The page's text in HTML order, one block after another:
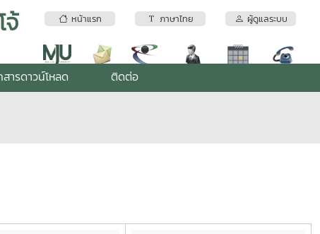
หน้าแรก ภาษาไทย ผู้ดูแลระบบ
จ้
สารดาวน์โหลด ติดต่อ